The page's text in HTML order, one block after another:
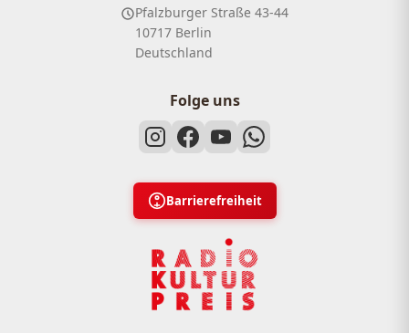
Pfalzburger Straße 43-44
10717 Berlin
Deutschland
Folge uns
Barrierefreiheit